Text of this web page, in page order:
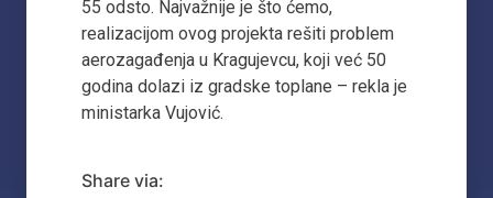
55 odsto. Najvažnije je što ćemo,
realizacijom ovog projekta rešiti problem
aerozagađenja u Kragujevcu, koji već 50
godina dolazi iz gradske toplane – rekla je
ministarka Vujović.
Share via: